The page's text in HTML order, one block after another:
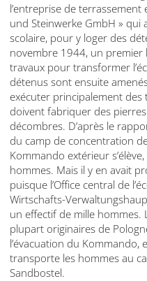
l’entreprise de
und Steinwerke GmbH » qui
scolaire, pour y loger des
novembre 1944, un premier
travaux pour transformer
détenus sont ensuite
exécuter principalement
doivent fabriquer des
décombres. D’après le
du camp de concentration
Kommando extérieur
hommes. Mais il y en avait
puisque l’Office central de
Wirtschafts-
un effectif de mille hommes.
plupart originaires de
l’évacuation du Kommando,
transporte les hommes au
Sandbostel.